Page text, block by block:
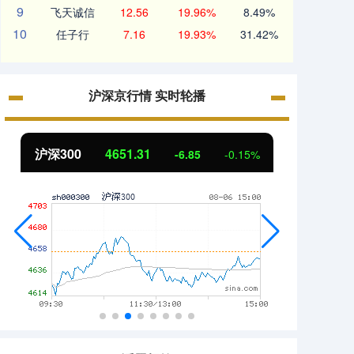
9 飞天诚信 12.56 19.96% 8.49%
10 任子行 7.16 19.93% 31.42%
沪深京行情 实时轮播
北证50 1122.88 3.42 0.30%